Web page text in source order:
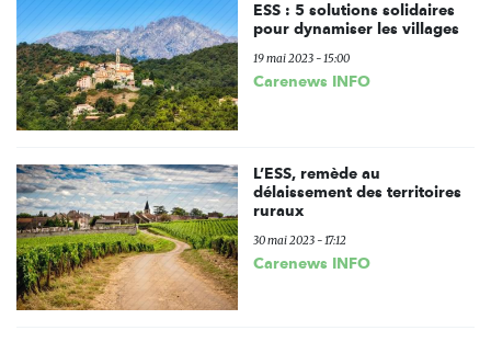
ESS : 5 solutions solidaires
pour dynamiser les villages
19 mai 2023 - 15:00
Carenews INFO
L’ESS, remède au
délaissement des territoires
ruraux
30 mai 2023 - 17:12
Carenews INFO